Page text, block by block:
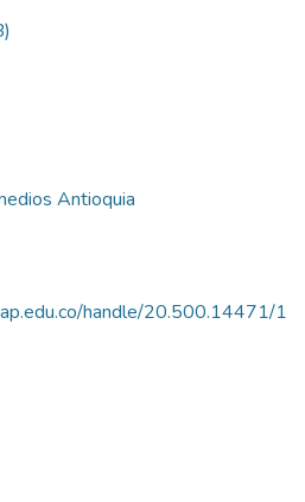
Antioquia
handle/20.500.14471/1